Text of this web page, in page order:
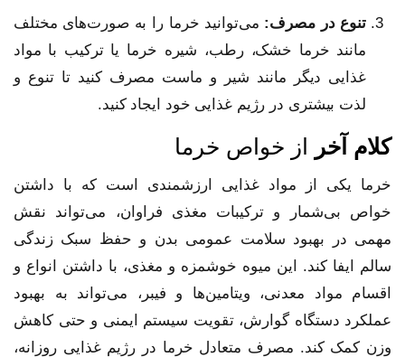
تنوع در مصرف: می‌توانید خرما را به صورت‌های مختلف
مانند خرما خشک، رطب، شیره خرما یا ترکیب با مواد
غذایی دیگر مانند شیر و ماست مصرف کنید تا تنوع و
لذت بیشتری در رژیم غذایی خود ایجاد کنید.
کلام آخر از خواص خرما
خرما یکی از مواد غذایی ارزشمندی است که با داشتن
خواص بی‌شمار و ترکیبات مغذی فراوان، می‌تواند نقش
مهمی در بهبود سلامت عمومی بدن و حفظ سبک زندگی
سالم ایفا کند. این میوه خوشمزه و مغذی، با داشتن انواع و
اقسام مواد معدنی، ویتامین‌ها و فیبر، می‌تواند به بهبود
عملکرد دستگاه گوارش، تقویت سیستم ایمنی و حتی کاهش
وزن کمک کند. مصرف متعادل خرما در رژیم غذایی روزانه،